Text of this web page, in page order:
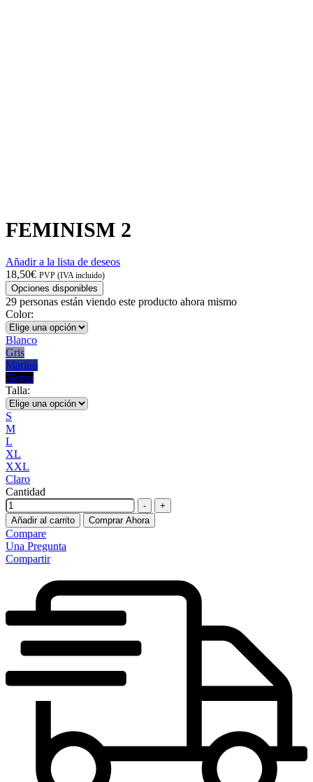
FEMINISM 2
Añadir a la lista de deseos
18,50€ PVP (IVA incluido)
Opciones disponibles
29 personas están viendo este producto ahora mismo
Color:
Blanco
Gris
Marino
Negro
Talla:
S
M
L
XL
XXL
Claro
Cantidad
-
+
Añadir al carrito
Comprar Ahora
Compare
Una Pregunta
Compartir